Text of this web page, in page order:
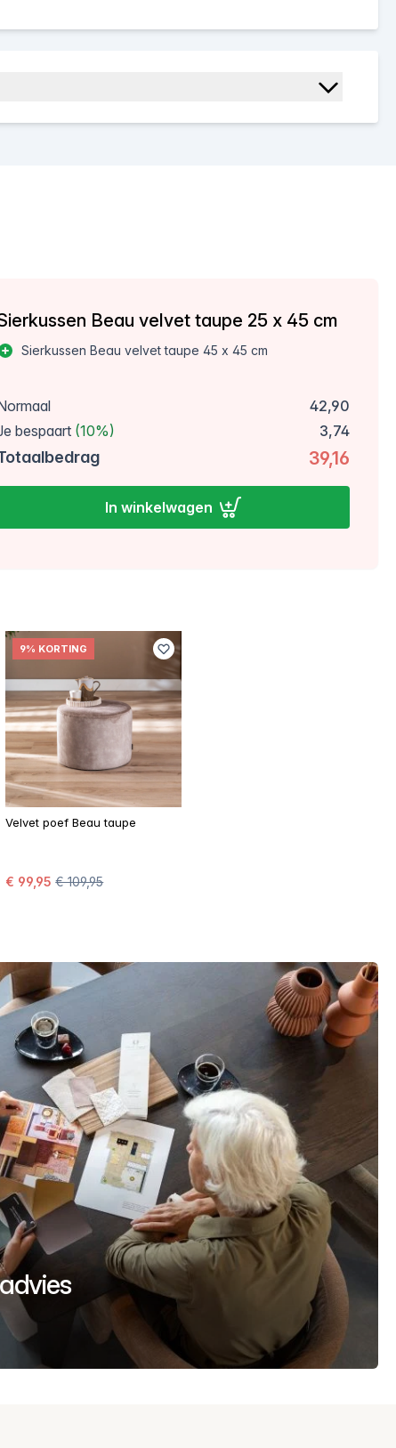
Beau velvet taupe 25 x 45 cm
Sierkussen Beau velvet taupe 45 x 45 cm
42,90
bespaart (10%) 3,74
39,16
In winkelwagen
9% KORTING
Velvet poef Beau taupe
€ 99,95 € 109,95